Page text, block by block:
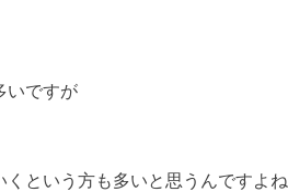
いですが
という方も多いと思うんですよね